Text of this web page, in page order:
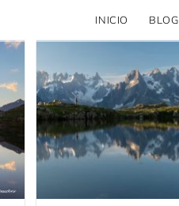
INICIO BLOG